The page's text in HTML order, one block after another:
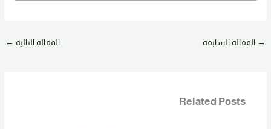
→ المقالة السابقة المقالة التالية ←
Related Posts